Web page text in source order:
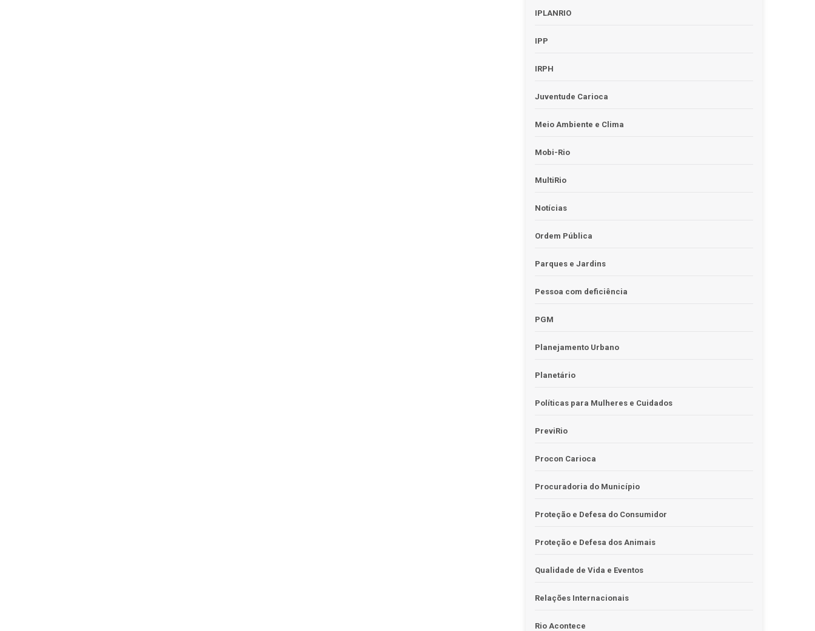
IPLANRIO
IPP
IRPH
Juventude Carioca
Meio Ambiente e Clima
Mobi-Rio
MultiRio
Notícias
Ordem Pública
Parques e Jardins
Pessoa com deficiência
PGM
Planejamento Urbano
Planetário
Políticas para Mulheres e Cuidados
PreviRio
Procon Carioca
Procuradoria do Município
Proteção e Defesa do Consumidor
Proteção e Defesa dos Animais
Qualidade de Vida e Eventos
Relações Internacionais
Rio Acontece